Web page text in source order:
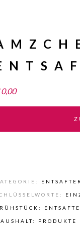
0,00
ENTSAFTER
PRODUKTE